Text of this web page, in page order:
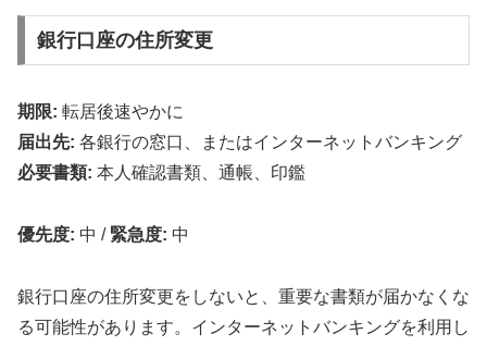
銀行口座の住所変更
期限: 転居後速やかに
届出先: 各銀行の窓口、またはインターネットバンキング
必要書類: 本人確認書類、通帳、印鑑
優先度: 中 / 緊急度: 中
銀行口座の住所変更をしないと、重要な書類が届かなくな
る可能性があります。インターネットバンキングを利用し